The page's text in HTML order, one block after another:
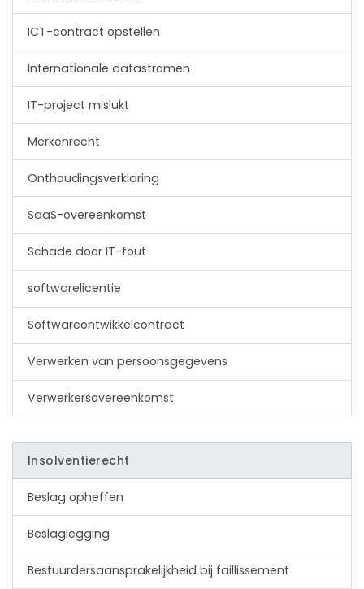
ICT-contract opstellen
Internationale datastromen
IT-project mislukt
Merkenrecht
Onthoudingsverklaring
SaaS-overeenkomst
Schade door IT-fout
softwarelicentie
Softwareontwikkelcontract
Verwerken van persoonsgegevens
Verwerkersovereenkomst
Insolventierecht
Beslag opheffen
Beslaglegging
Bestuurdersaansprakelijkheid bij faillissement